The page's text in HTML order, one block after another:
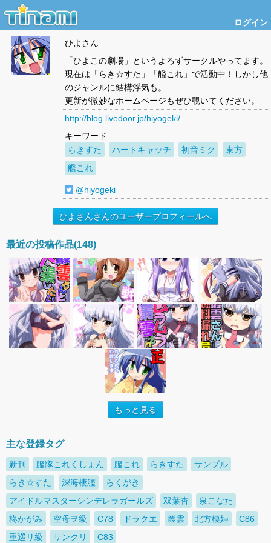
ログイン
ひよさん
「ひよこの劇場」というよろずサークルやってます。
現在は「らき☆すた」「艦これ」で活動中！しかし他
のジャンルに結構浮気も。
更新が微妙なホームページもぜひ覗いてください。
http://blog.livedoor.jp/hiyogeki/
キーワード
らきすた
ハートキャッチ 初音ミク
東方
艦これ
@hiyogeki
ひよさんさんのユーザープロフィールへ
最近の投稿作品(148)
もっと見る
主な登録タグ
新刊 艦隊これくしょん 艦これ らきすた
サンプル
らき☆すた
深海棲艦
らくがき
アイドルマスターシンデレラガールズ
双葉杏
泉こなた
柊かがみ
空母ヲ級 C78 ドラクエ 叢雲 北方棲姫
C86
重巡リ級
サンクリ C83